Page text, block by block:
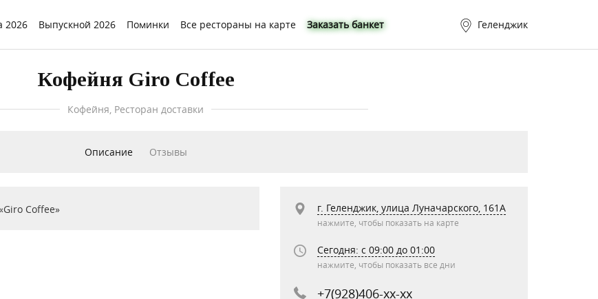
2026 Выпускной 2026 Поминки Все рестораны на карте Заказать банкет Геленджик
Кофейня Giro Coffee
Кофейня, Ресторан доставки
Описание Отзывы
г. Геленджик, улица Луначарского, 161А
нажмите, чтобы показать на карте
Сегодня: c 09:00 до 01:00
нажмите, чтобы показать все дни
+7(928)406-xx-xx